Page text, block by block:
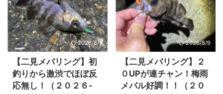
事が難しい・・・ 金曜日の仕
事終わりに日本海のアオリイ
カか姫路or二見でメバリング
かな！？ 日本海のアオリイカ
は先週撃沈を食らっているの
で、そろそろ梅雨メバルだろ
うか！？ ただ梅雨と言っても
雨は殆ど降っていないんだよ
な。 予想通り梅雨メバルの開
る事にしました。 本当はヤリ
イカへ行きたい所ですが、本
命ポイントは常夜灯が消えて
いて行く気がしないし、先週
新規開拓で行ってみましたが
アタリすら有りませんでし
た。 今年はヤリイカ絶望的か
な！？ メバルも冬の間調子悪
かったですが、そろそろ釣れ
2026/8/9
【二見メバリング】初
釣りから激渋でほぼ反
応無し！（２０２６-
2026/8/9
【二見メバリング】２
０UPが連チャン！梅雨
メバル好調！！（２０